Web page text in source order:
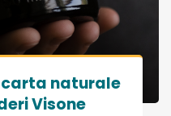
carta naturale
Visone